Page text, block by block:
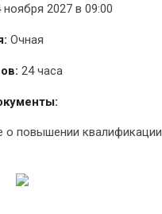
ноября 2027 в 09:00
Очная
24 часа
о повышении квалификации